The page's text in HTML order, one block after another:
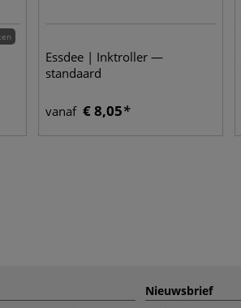
Essdee | Inktroller —
standaard
vanaf € 8,05
Nieuwsbrief